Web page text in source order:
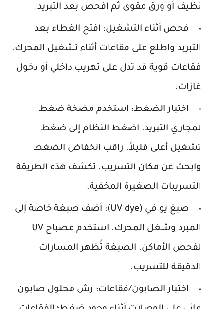
نظيف أو ورق مقوى ثم افحص بعد التبريد.
فحص أثناء التشغيل: افتح الغطاء بعد
التبريد واطلع على فقاعات أثناء تشغيل المحرك.
فقاعات قوية قد تدل على تهريب داخلي أو دخول
غازات.
اختبار الضغط: استخدم مضخة ضغط
لمجاري التبريد. اضغط النظام إلى ضغط
تشغيل أعلى قليلاً. راقب انخفاض الضغط
وابحث عن مكان التسريب. تكشف هذه الطريقة
التسريبات الصغيرة المخفية.
صبغ يو في (UV dye):
أضف صبغة خاصة إلى
المبرد وشغل المحرك. استخدم مصباح UV
لفحص الأماكن. الصبغة تُظهر المسارات
الدقيقة للتسريب.
اختبار الصابون/فقاعات: رش محلول صابون